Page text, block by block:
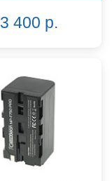
3 400 р.